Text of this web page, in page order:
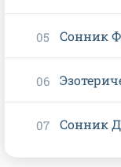
Сонник
Сонник